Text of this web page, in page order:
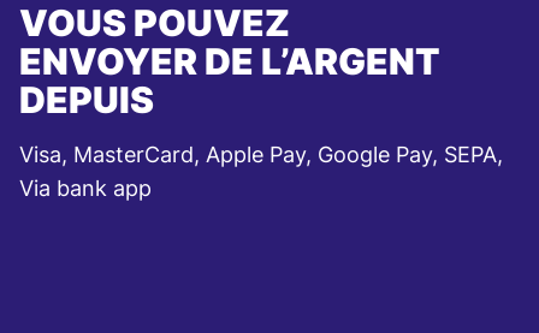
VOUS POUVEZ
ENVOYER DE L’ARGENT
DEPUIS
Visa, MasterCard, Apple Pay, Google Pay, SEPA,
Via bank app